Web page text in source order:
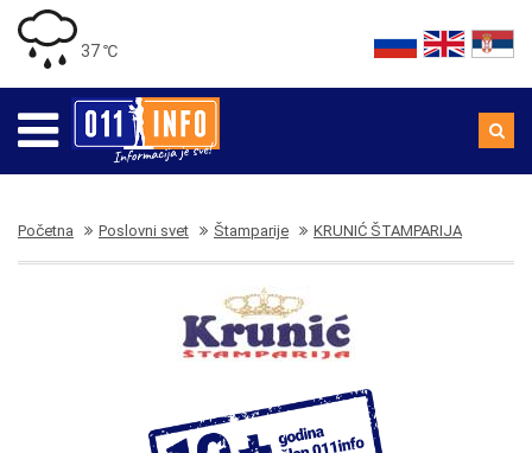
37 ℃
Početna Poslovni svet Štamparije KRUNIĆ ŠTAMPARIJA